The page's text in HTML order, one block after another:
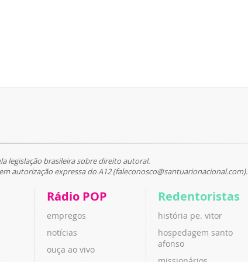
legislação brasileira sobre direito autoral.
autorização expressa do A12 (faleconosco@santuarionacional.com).
Rádio POP
empregos
notícias
ouça ao vivo
Redentoristas
história pe. vitor
hospedagem santo
afonso